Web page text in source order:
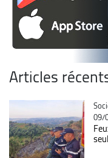
Articles
09/